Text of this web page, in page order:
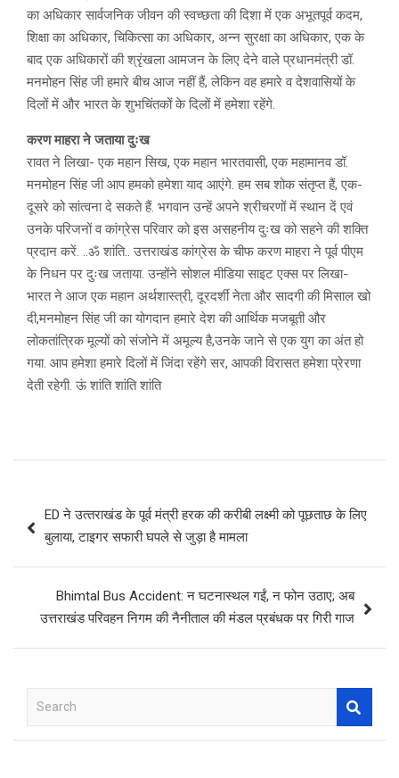
का अधिकार सार्वजनिक जीवन की स्वच्छता की दिशा में एक अभूतपूर्व कदम,
शिक्षा का अधिकार, चिकित्सा का अधिकार, अन्न सुरक्षा का अधिकार, एक के
बाद एक अधिकारों की श्रृंखला आमजन के लिए देने वाले प्रधानमंत्री डॉ.
मनमोहन सिंह जी हमारे बीच आज नहीं हैं, लेकिन वह हमारे व देशवासियों के
दिलों में और भारत के शुभचिंतकों के दिलों में हमेशा रहेंगे.
करण माहरा ने जताया दुःख
रावत ने लिखा- एक महान सिख, एक महान भारतवासी, एक महामानव डॉ.
मनमोहन सिंह जी आप हमको हमेशा याद आएंगे. हम सब शोक संतृप्त हैं, एक-
दूसरे को सांत्वना दे सकते हैं. भगवान उन्हें अपने श्रीचरणों में स्थान दें एवं
उनके परिजनों व कांग्रेस परिवार को इस असहनीय दुःख को सहने की शक्ति
प्रदान करें. ..ॐ शांति.. उत्तराखंड कांग्रेस के चीफ करण माहरा ने पूर्व पीएम
के निधन पर दुःख जताया. उन्होंने सोशल मीडिया साइट एक्स पर लिखा-
भारत ने आज एक महान अर्थशास्त्री, दूरदर्शी नेता और सादगी की मिसाल खो
दी,मनमोहन सिंह जी का योगदान हमारे देश की आर्थिक मजबूती और
लोकतांत्रिक मूल्यों को संजोने में अमूल्य है,उनके जाने से एक युग का अंत हो
गया. आप हमेशा हमारे दिलों में जिंदा रहेंगे सर, आपकी विरासत हमेशा प्रेरणा
देती रहेगी. ऊं शांति शांति शांति
navigation
ED ने उत्‍तराखंड के पूर्व मंत्री हरक की करीबी लक्ष्मी को पूछताछ के लिए
बुलाया, टाइगर सफारी घपले से जुड़ा है मामला
Bhimtal Bus Accident: न घटनास्थल गईं, न फोन उठाए; अब
उत्तराखंड परिवहन निगम की नैनीताल की मंडल प्रबंधक पर गिरी गाज
a